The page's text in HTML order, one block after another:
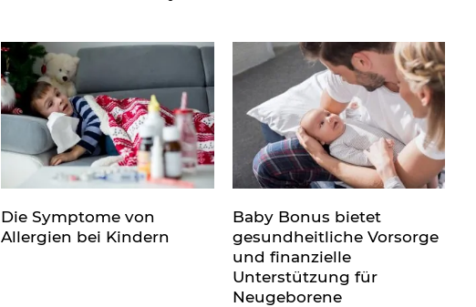
Die Symptome von
Allergien bei Kindern
Baby Bonus bietet
gesundheitliche Vorsorge
und finanzielle
Unterstützung für
Neugeborene